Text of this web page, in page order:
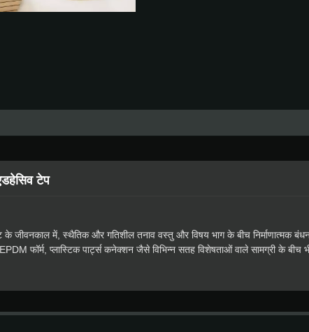
टेप
के जीवनकाल में, स्थैतिक और गतिशील तनाव वस्तु और विषय भाग के बीच
फॉर्म, प्लास्टिक पार्ट्स कनेक्शन जैसे विभिन्न सतह विशेषताओं वाले सामग्री के बीच
लिए, सतहों को इसोप्रोपाइल एल्कोहल और पानी के 50:50 मिश्रण से पूरी तरह साफ